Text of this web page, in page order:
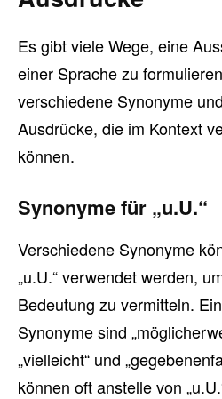
Es gibt viele Wege, eine
einer Sprache zu
verschiedene Synonyme
Ausdrücke, die im Kontext
können.
Synonyme für „u.U.“
Verschiedene Synonyme
„u.U.“ verwendet werden,
Bedeutung zu vermitteln.
Synonyme sind
„vielleicht“ und
können oft anstelle von